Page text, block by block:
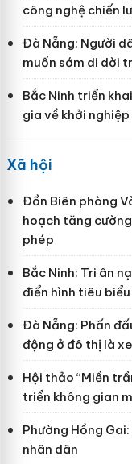
công nghệ chiến
Đà Nẵng: Người
muốn sớm di dời
Bắc Ninh triển
gia về khởi
Xã hội
Đồn Biên phòng
hoạch tăng
phép
Bắc Ninh: Tri ân
điển hình tiêu biểu
Đà Nẵng: Phấn
động ở đô thị là
Hội thảo “Miền
triển không gian
Phường Hồng
nhân dân